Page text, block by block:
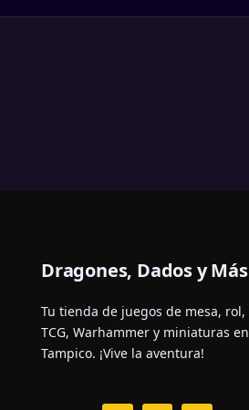
Dragones, Dados y Más
Tu tienda de juegos de mesa, rol,
TCG, Warhammer y miniaturas en
Tampico. ¡Vive la aventura!